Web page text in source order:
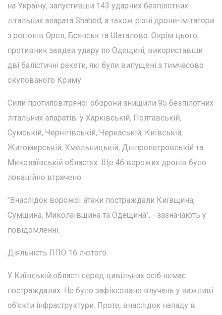
на Україну, запустивши 143 ударних безпілотних
літальних апарата Shahed, а також різні дрони-імітатори
з регіонів Орел, Брянськ та Шаталово. Окрім цього,
противник завдав удару по Одещині, використавши
дві балістичні ракети, які були випущені з тимчасово
окупованого Криму.
Сили протиповітряної оборони знищили 95 безпілотних
літальних апаратів. у Харківській, Полтавській,
Сумській, Чернігівській, Черкаській, Київській,
Житомирській, Хмельницькій, Дніпропетровській та
Миколаївській областях. Ще 46 ворожих дронів було
локаційно втрачено.
"Внаслідок ворожої атаки постраждали Київщина,
Сумщина, Миколаївщина та Одещина", - зазначають у
повідомленні.
Діяльність ППО 16 лютого
У Київській області серед цивільних осіб немає
постраждалих. Не було зафіксовано влучань у важливі
об'єкти інфраструктури. Проте, внаслідок нападу в